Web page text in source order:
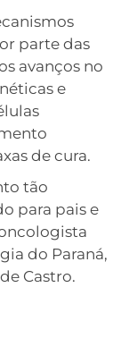
parte das
avanços no
e
de cura.
tão
para pais e
do Paraná,
Castro.